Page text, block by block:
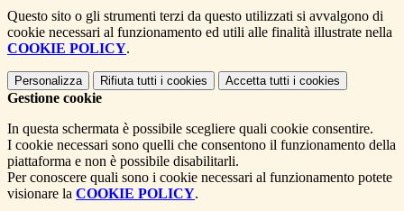
Questo sito o gli strumenti terzi da questo utilizzati si avvalgono di
cookie necessari al funzionamento ed utili alle finalità illustrate nella
COOKIE POLICY.
Personalizza Rifiuta tutti i cookies Accetta tutti i cookies
Gestione cookie
In questa schermata è possibile scegliere quali cookie consentire.
I cookie necessari sono quelli che consentono il funzionamento della
piattaforma e non è possibile disabilitarli.
Per conoscere quali sono i cookie necessari al funzionamento potete
visionare la COOKIE POLICY.